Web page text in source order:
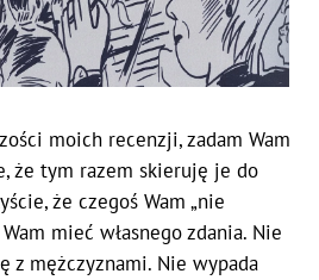
moich recenzji, zadam Wam
że tym razem skieruję je do
że czegoś Wam „nie
mieć własnego zdania. Nie
z mężczyznami. Nie wypada